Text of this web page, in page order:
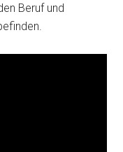
Beruf und